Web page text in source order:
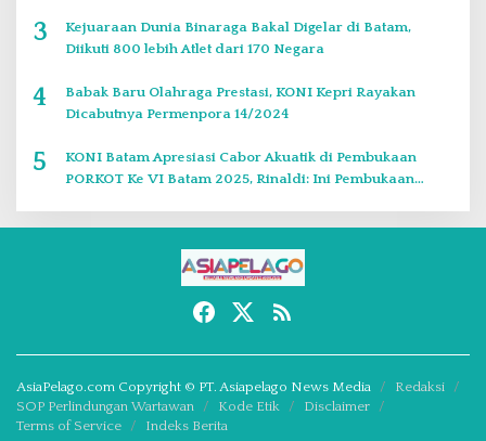
3
Kejuaraan Dunia Binaraga Bakal Digelar di Batam,
Diikuti 800 lebih Atlet dari 170 Negara
4
Babak Baru Olahraga Prestasi, KONI Kepri Rayakan
Dicabutnya Permenpora 14/2024
5
KONI Batam Apresiasi Cabor Akuatik di Pembukaan
PORKOT Ke VI Batam 2025, Rinaldi: Ini Pembukaan
AsiaPelago.com Copyright © PT. Asiapelago News Media
Redaksi
SOP Perlindungan Wartawan
Kode Etik
Disclaimer
Terms of Service
Indeks Berita